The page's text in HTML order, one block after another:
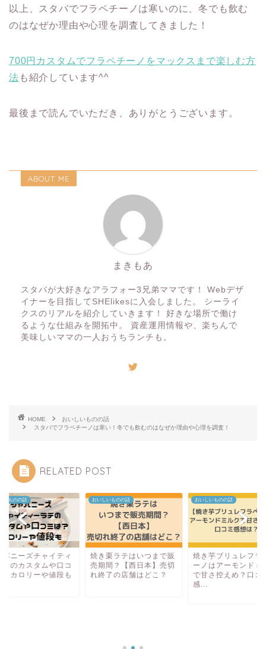
以上、スタバでフラペチーノは寒いのに、冬でも飲む
のはなぜか理由や心理を調査してきました！
700円カスタムでフラペチーノをマックスまで楽しむ方
法 も紹介しています^^
最後まで読んでいただき、ありがとうございます。
ABOUT ME
まきもあ
スタバが大好きなアラフォー3兄弟ママです！ Webデザ
イナーを目指してSHElikesに入会しました。 シーライ
クスのリアルを紹介していきます！ 好きな場所で働け
るような仕組みを開拓中。 資産運用情報や、楽ちんで
美味しいママの一人おうちランチも。
HOME
おいしいものの話
スタバでフラペチーノは寒い！冬でも飲むのはなぜか理由や心理を調査！
RELATED POST
いものの話
栗ラテはいつまで販
間？【西日本】売切
了の店舗はどこ？
おいしいものの話
焼き芋ブリュレフラペチ
ーノはアーモンドミルク
で甘さ控えめ？口コミ
おいしいものの話